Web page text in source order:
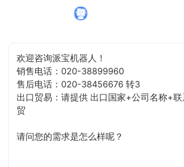
欢迎咨询派宝机器人！
销售电话：020-38899960
售后电话：020-38456676 转3
出口贸易：请提供 出口国家+公司名称+
贸
请问您的需求是怎么样呢？